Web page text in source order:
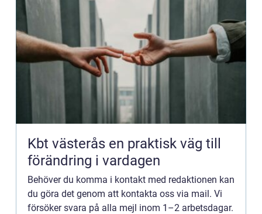
Kbt västerås en praktisk väg till
förändring i vardagen
Behöver du komma i kontakt med redaktionen kan
du göra det genom att kontakta oss via mail. Vi
försöker svara på alla mejl inom 1–2 arbetsdagar.